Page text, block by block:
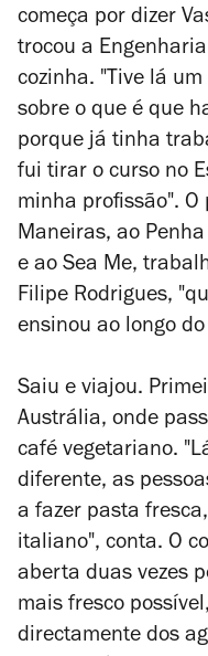
começa por dizer
trocou a
cozinha. " Tive lá
sobre o que é que
porque já tinha
fui tirar o curso no
minha profissão".
Maneiras, ao
e ao Sea Me,
Filipe Rodrigues,
ensinou ao longo
Saiu e viajou.
Austrália, onde
café vegetariano.
diferente, as
a fazer pasta
italiano", conta. O
aberta duas vezes
mais fresco
directamente dos